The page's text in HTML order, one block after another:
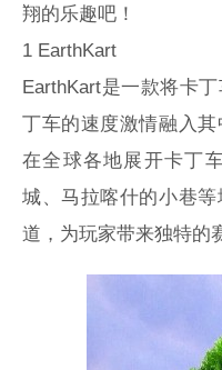
翔的乐趣吧！
1 EarthKart
EarthKart是一款将卡
丁车的速度激情融入
在全球各地展开卡丁
城、马拉喀什的小巷
道，为玩家带来独特的